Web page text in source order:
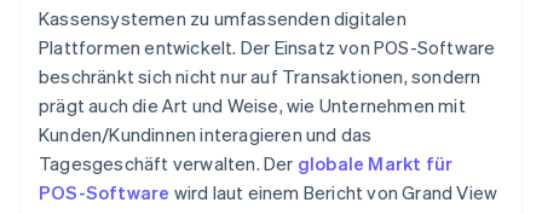
Kassensystemen zu umfassenden digitalen
Plattformen entwickelt. Der Einsatz von POS-Software
beschränkt sich nicht nur auf Transaktionen, sondern
prägt auch die Art und Weise, wie Unternehmen mit
Kunden/Kundinnen interagieren und das
Tagesgeschäft verwalten. Der globale Markt für
POS-Software wird laut einem Bericht von Grand View